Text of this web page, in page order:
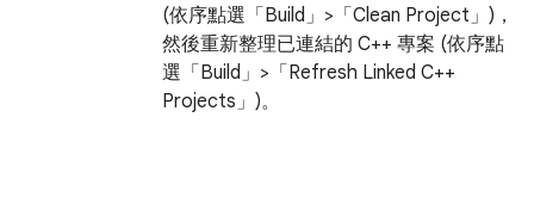
(依序點選「Build」>「Clean Project」 )，
然後重新整理已連結的 C++ 專案 (依序點
選「Build」>「Refresh Linked C++
Projects」 )。